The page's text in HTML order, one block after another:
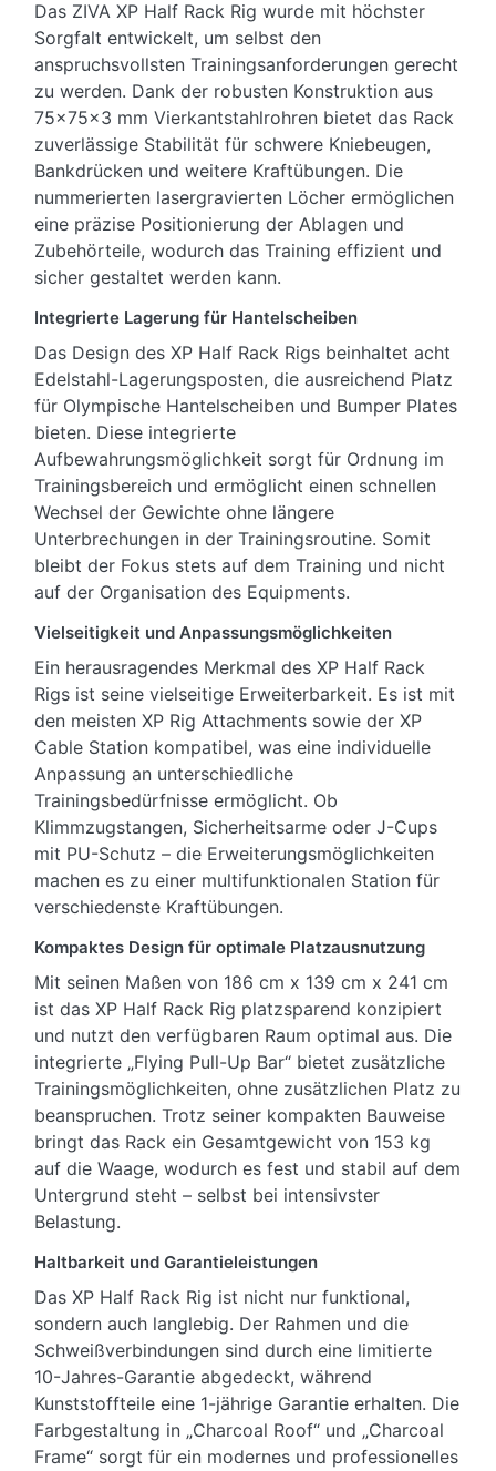
Das ZIVA XP Half Rack Rig wurde mit höchster
Sorgfalt entwickelt, um selbst den
anspruchsvollsten Trainingsanforderungen gerecht
zu werden. Dank der robusten Konstruktion aus
75x75x3 mm Vierkantstahlrohren bietet das Rack
zuverlässige Stabilität für schwere Kniebeugen,
Bankdrücken und weitere Kraftübungen. Die
nummerierten lasergravierten Löcher ermöglichen
eine präzise Positionierung der Ablagen und
Zubehörteile, wodurch das Training effizient und
sicher gestaltet werden kann.
Integrierte Lagerung für Hantelscheiben
Das Design des XP Half Rack Rigs beinhaltet acht
Edelstahl-Lagerungsposten, die ausreichend Platz
für Olympische Hantelscheiben und Bumper Plates
bieten. Diese integrierte
Aufbewahrungsmöglichkeit sorgt für Ordnung im
Trainingsbereich und ermöglicht einen schnellen
Wechsel der Gewichte ohne längere
Unterbrechungen in der Trainingsroutine. Somit
bleibt der Fokus stets auf dem Training und nicht
auf der Organisation des Equipments.
Vielseitigkeit und Anpassungsmöglichkeiten
Ein herausragendes Merkmal des XP Half Rack
Rigs ist seine vielseitige Erweiterbarkeit. Es ist mit
den meisten XP Rig Attachments sowie der XP
Cable Station kompatibel, was eine individuelle
Anpassung an unterschiedliche
Trainingsbedürfnisse ermöglicht. Ob
Klimmzugstangen, Sicherheitsarme oder J-Cups
mit PU-Schutz – die Erweiterungsmöglichkeiten
machen es zu einer multifunktionalen Station für
verschiedenste Kraftübungen.
Kompaktes Design für optimale Platzausnutzung
Mit seinen Maßen von 186 cm x 139 cm x 241 cm
ist das XP Half Rack Rig platzsparend konzipiert
und nutzt den verfügbaren Raum optimal aus. Die
integrierte „Flying Pull-Up Bar“ bietet zusätzliche
Trainingsmöglichkeiten, ohne zusätzlichen Platz zu
beanspruchen. Trotz seiner kompakten Bauweise
bringt das Rack ein Gesamtgewicht von 153 kg
auf die Waage, wodurch es fest und stabil auf dem
Untergrund steht – selbst bei intensivster
Belastung.
Haltbarkeit und Garantieleistungen
Das XP Half Rack Rig ist nicht nur funktional,
sondern auch langlebig. Der Rahmen und die
Schweißverbindungen sind durch eine limitierte
10-Jahres-Garantie abgedeckt, während
Kunststoffteile eine 1-jährige Garantie erhalten. Die
Farbgestaltung in „Charcoal Roof“ und „Charcoal
Frame“ sorgt für ein modernes und professionelles